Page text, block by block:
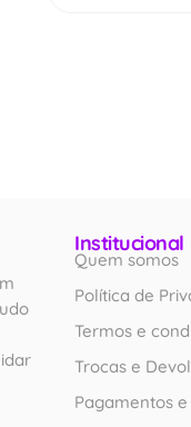
Institucional
Quem somos
Política de
Termos e
Trocas e
Pagamentos